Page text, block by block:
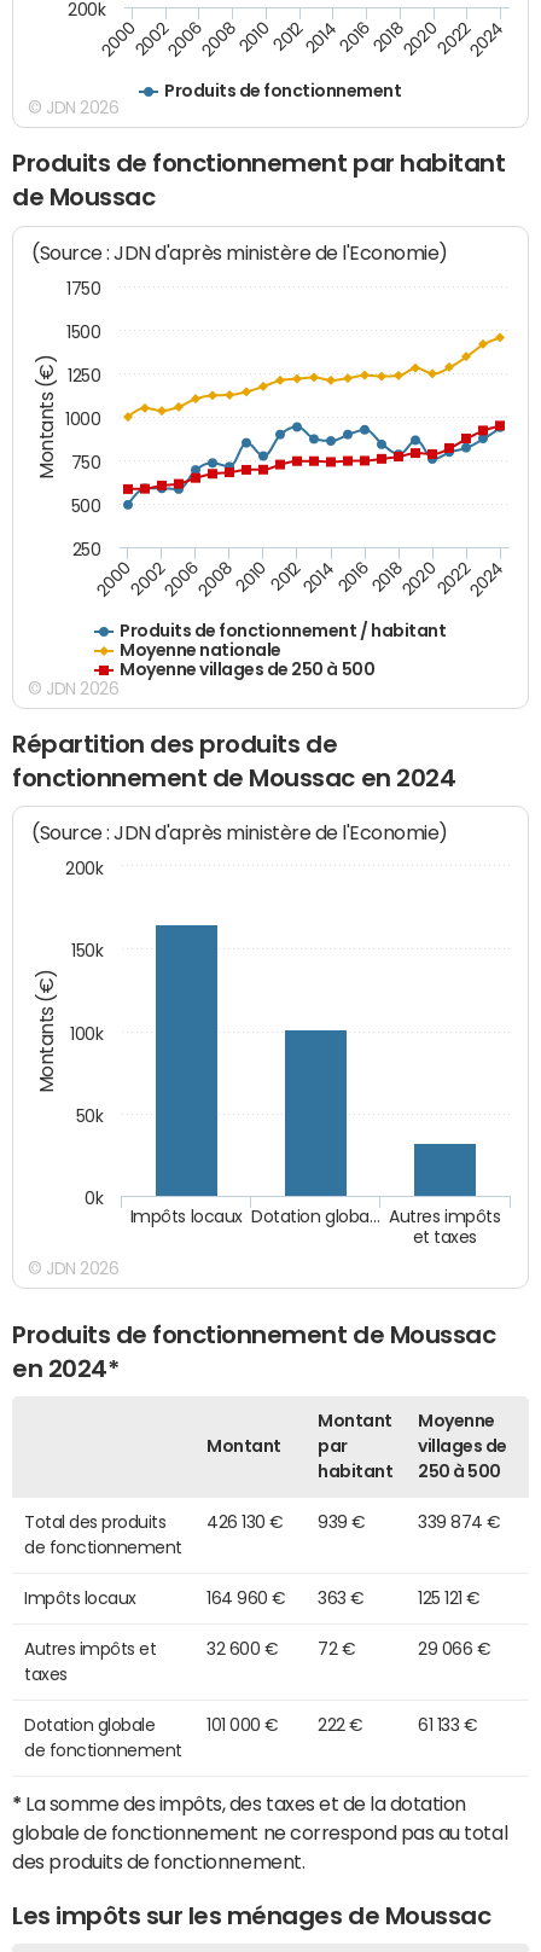
Produits de fonctionnement
200020022006200820102012201420162018202020222024
200k
© JDN 2026
Produits de fonctionnement par habitant
de Moussac
Montants (€)
(Source : JDN d'après ministère de l'Economie)
Produits de fonctionnement / habitant
Moyenne nationale
Moyenne villages de 250 à 500
200020022006200820102012201420162018202020222024
250
500
750
1000
1250
1500
1750
© JDN 2026
Répartition des produits de
fonctionnement de Moussac en 2024
Montants (€)
(Source : JDN d'après ministère de l'Economie)
Autres impôts
et taxes
Dotation globa…
Impôts locaux
0k
50k
100k
150k
200k
© JDN 2026
Produits de fonctionnement de Moussac
en 2024*
Montant
Montant
par
habitant
Moyenne
villages de
250 à 500
Total des produits
de fonctionnement
426 130 € 939 € 339 874 €
Impôts locaux 164 960 € 363 € 125 121 €
Autres impôts et
taxes
32 600 € 72 € 29 066 €
Dotation globale
de fonctionnement
101 000 € 222 € 61 133 €
* La somme des impôts, des taxes et de la dotation
globale de fonctionnement ne correspond pas au total
des produits de fonctionnement.
Les impôts sur les ménages de Moussac